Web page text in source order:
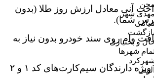
مجن
شهر
بازگشت
و بختیاری
شهر‌ها
شهرکرد
آنی معادل ارزش روز طلا (بدون
شما).
وام روی سند خودرو بدون نیاز به
وام با سیم‌کارت: ویژه دارندگان سیم‌کارت‌های کد ۱ و ۲